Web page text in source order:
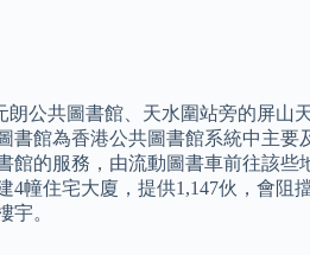
公共圖書館、天水圍站旁的屏山
書館為香港公共圖書館系統中主要
的服務，由流動圖書車前往該些
幢住宅大廈，提供1,147伙，會阻
宇。